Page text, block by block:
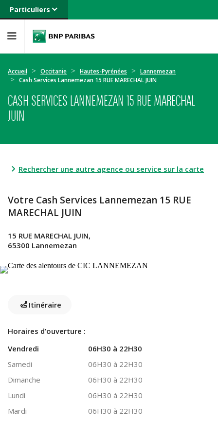
Particuliers
Banque privée
Entreprises
Accueil Occitanie Hautes-Pyrénées
Lannemezan
Cash Services Lannemezan 15 RUE MARECHAL JUIN
CASH SERVICES LANNEMEZAN 15 RUE MARECHAL
JUIN
Rechercher une autre agence ou service sur la carte
Votre Cash Services Lannemezan 15 RUE
MARECHAL JUIN
15 RUE MARECHAL JUIN,
65300 Lannemezan
Itinéraire
Horaires d’ouverture :
Vendredi
06H30 à 22H30
Samedi
06H30 à 22H30
Dimanche
06H30 à 22H30
Lundi
06H30 à 22H30
Mardi
06H30 à 22H30